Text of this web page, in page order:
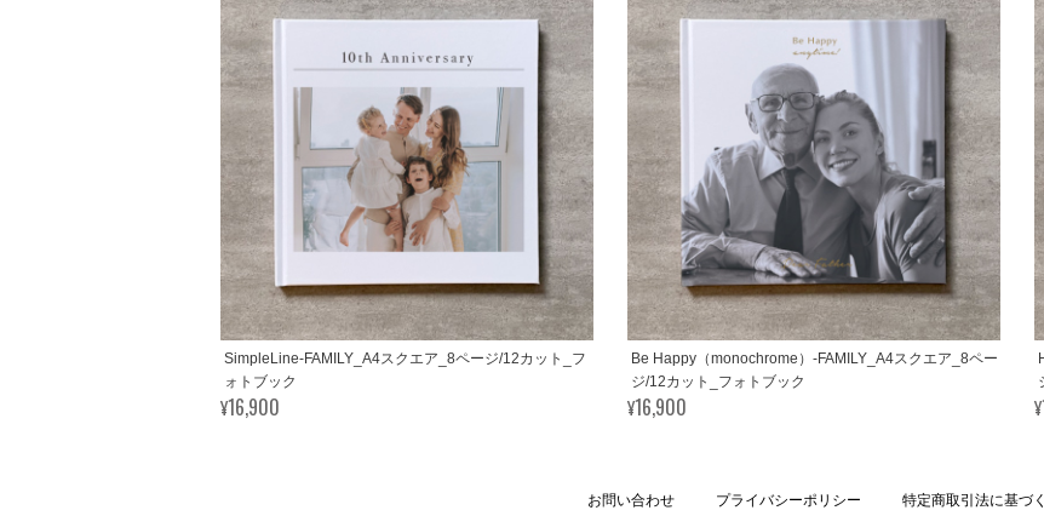
SimpleLine-FAMILY_A4スクエア_8ページ/12カット_フ
ォトブック
¥16,900
Be Happy（monochrome）-FAMILY_A4スクエア_8ペー
ジ/12カット_フォトブック
¥16,900
お問い合わせ プライバシーポリシー 特定商取引法に基づ